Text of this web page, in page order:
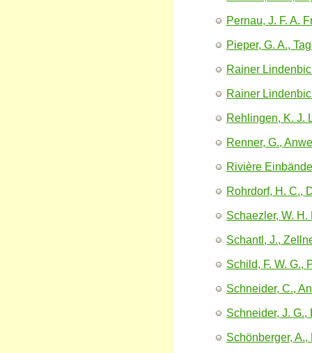
Pernau, J. F. A.
Pieper, G. A.,
Rainer
Rainer
Rehlingen, K. J.
Renner, G.,
Rivière
Rohrdorf, H. C.,
Schaezler, W.
Schantl, J.,
Schild, F. W. G.,
Schneider, C.,
Schneider, J.
Schönberger,